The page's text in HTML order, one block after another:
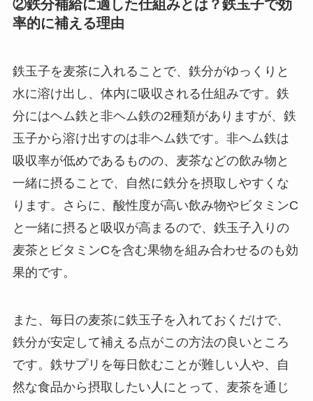
②鉄分補給に適した仕組みとは？鉄玉子で効
率的に補える理由
鉄玉子を麦茶に入れることで、鉄分がゆっくりと
水に溶け出し、体内に吸収される仕組みです。鉄
分にはヘム鉄と非ヘム鉄の2種類がありますが、鉄
玉子から溶け出すのは非ヘム鉄です。非ヘム鉄は
吸収率が低めであるものの、麦茶などの飲み物と
一緒に摂ることで、自然に鉄分を摂取しやすくな
ります。さらに、酸性度が高い飲み物やビタミンC
と一緒に摂ると吸収が高まるので、鉄玉子入りの
麦茶とビタミンCを含む果物を組み合わせるのも効
果的です。
また、毎日の麦茶に鉄玉子を入れておくだけで、
鉄分が安定して補える点がこの方法の良いところ
です。鉄サプリを毎日飲むことが難しい人や、自
然な食品から摂取したい人にとって、麦茶を通じ